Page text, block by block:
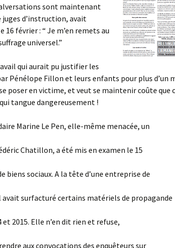
sont maintenant
d’instruction, avait
février : “ Je m’en remets au
universel.”
qui aurait pu justifier les
Pénélope Fillon et leurs enfants pour plus d’un
se poser en victime, et veut se maintenir coûte que
tangue dangereusement !
Marine Le Pen, elle-même menacée, un
Chatillon, a été mis en examen le 15
biens sociaux. A la tête d’une entreprise de
surfacturé certains matériels de propagande
2015. Elle n’en dit rien et refuse,
aux convocations des enquêteurs sur